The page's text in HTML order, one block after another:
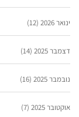
ינואר 2026 (12)
דצמבר 2025 (14)
נובמבר 2025 (16)
אוקטובר 2025 (7)